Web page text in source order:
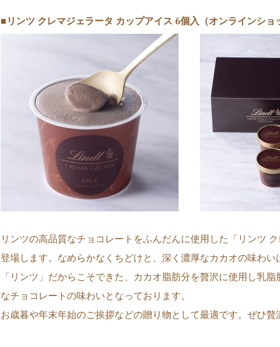
■リンツ クレマジェラータ カップアイス 6個入（オンラインショ
リンツの高品質なチョコレートをふんだんに使用した「リンツ
登場します。なめらかなくちどけと、深く濃厚なカカオの味わ
「リンツ」だからこそできた、カカオ脂肪分を贅沢に使用し乳
なチョコレートの味わいとなっております。
お歳暮や年末年始のご挨拶などの贈り物として最適です。ぜひ贅